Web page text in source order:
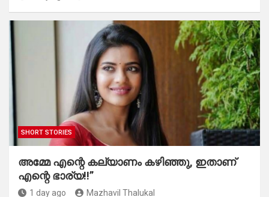
SHORT STORIES
അമ്മേ എന്റെ കല്യാണം കഴിഞ്ഞു, ഇതാണ്
എന്റെ ഭാര്യ!!”
1 day ago Mazhavil Thalukal